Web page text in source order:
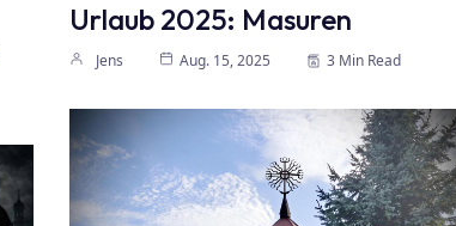
Urlaub 2025: Masuren
Jens Aug. 15, 2025 3 Min Read